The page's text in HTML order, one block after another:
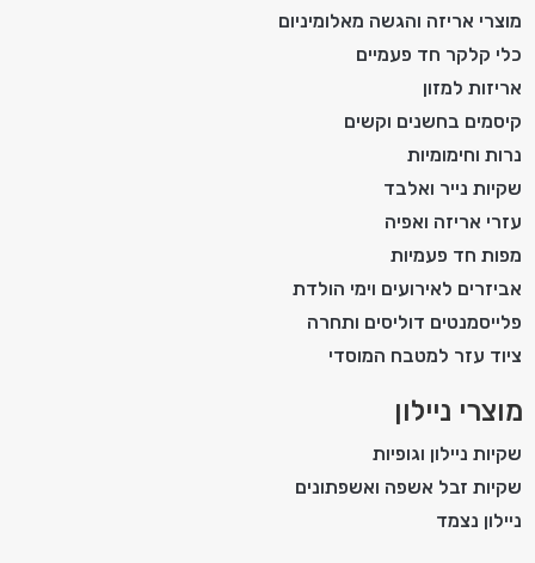
מוצרי אריזה והגשה מאלומיניום
כלי קלקר חד פעמיים
אריזות למזון
קיסמים בחשנים וקשים
נרות וחימומיות
שקיות נייר ואלבד
עזרי אריזה ואפיה
מפות חד פעמיות
אביזרים לאירועים וימי הולדת
פלייסמנטים דוליסים ותחרה
ציוד עזר למטבח המוסדי
מוצרי ניילון
שקיות ניילון וגופיות
שקיות זבל אשפה ואשפתונים
ניילון נצמד